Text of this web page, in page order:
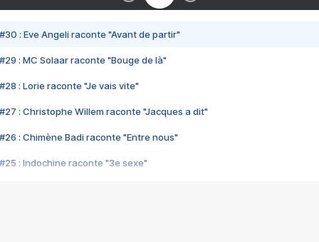
#30 : Eve Angeli raconte "Avant de partir"
#29 : MC Solaar raconte "Bouge de là"
#28 : Lorie raconte "Je vais vite"
#27 : Christophe Willem raconte "Jacques a dit"
#26 : Chimène Badi raconte "Entre nous"
#25 : Indochine raconte "3e sexe"